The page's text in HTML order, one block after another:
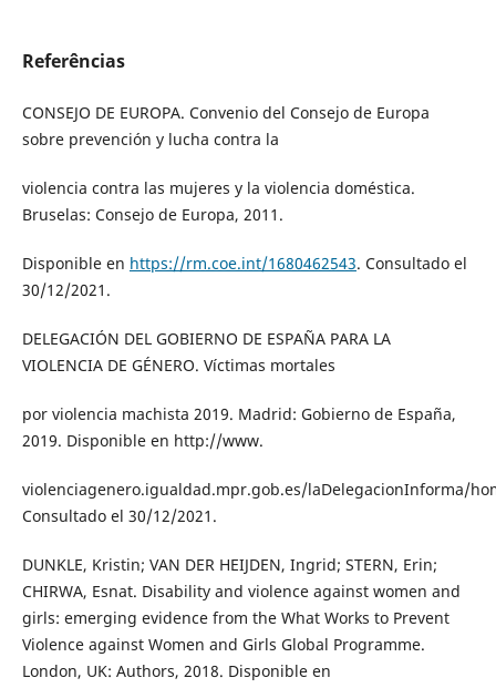
Referências
CONSEJO DE EUROPA. Convenio del Consejo de Europa
sobre prevención y lucha contra la
violencia contra las mujeres y la violencia doméstica.
Bruselas: Consejo de Europa, 2011.
Disponible en https://rm.coe.int/1680462543. Consultado el
30/12/2021.
DELEGACIÓN DEL GOBIERNO DE ESPAÑA PARA LA
VIOLENCIA DE GÉNERO. Víctimas mortales
por violencia machista 2019. Madrid: Gobierno de España,
2019. Disponible en http://www.
violenciagenero.igualdad.mpr.gob.es/laDelegacionInforma/
Consultado el 30/12/2021.
DUNKLE, Kristin; VAN DER HEIJDEN, Ingrid; STERN, Erin;
CHIRWA, Esnat. Disability and violence against women and
girls: emerging evidence from the What Works to Prevent
Violence against Women and Girls Global Programme.
London, UK: Authors, 2018. Disponible en